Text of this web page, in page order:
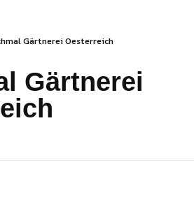
Gärtnerei Oesterreich
Gärtnerei